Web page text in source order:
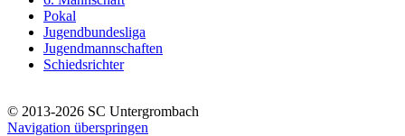
Pokal
Jugendbundesliga
Jugendmannschaften
Schiedsrichter
© 2013-2026 SC Untergrombach
Navigation überspringen